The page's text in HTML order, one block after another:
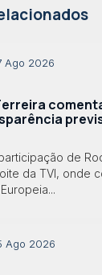
Ago 2026
de
da TVI, onde
Ago 2026